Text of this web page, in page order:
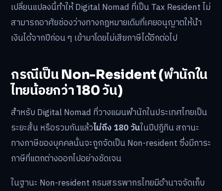
เปลี่ยนแปลงนี้ทำให้ Digital Nomad ที่เป็น Tax Resident ไม่
สามารถอาศัยช่องว่างทางกฎหมายเดิมที่เคยอนุญาตให้นำ
เงินได้จากปีก่อน ๆ เข้ามาโดยไม่เสียภาษีได้อีกต่อไป
กรณีเป็น Non-Resident (พำนักใน
ไทยน้อยกว่า 180 วัน)
สำหรับ Digital Nomad ที่วางแผนพำนักในประเทศไทยเป็น
ระยะสั้น หรือรวมกันแล้วไม่ถึง 180 วันในปีปฏิทิน สถานะ
ทางภาษีของบุคคลนั้นจะถูกจัดเป็น Non-resident ซึ่งมีภาระ
ภาษีที่แตกต่างออกไปอย่างชัดเจน
ในฐานะ Non-resident กรมสรรพากรไทยมีอำนาจจัดเก็บ